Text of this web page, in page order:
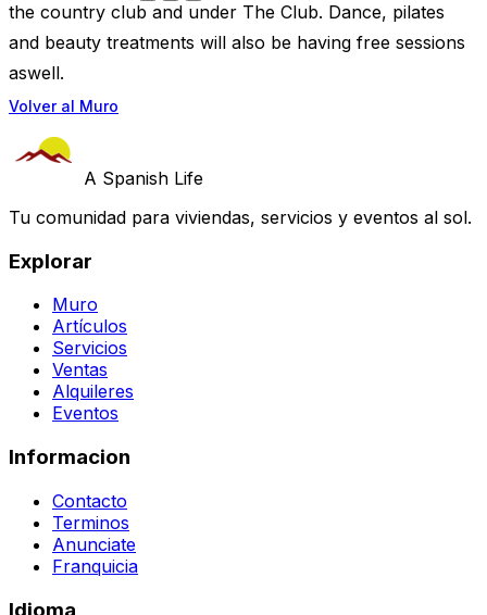
the country club and under The Club. Dance, pilates
and beauty treatments will also be having free sessions
aswell.
Volver al Muro
A Spanish Life
Tu comunidad para viviendas, servicios y eventos al sol.
Explorar
Muro
Artículos
Servicios
Ventas
Alquileres
Eventos
Informacion
Contacto
Terminos
Anunciate
Franquicia
Idioma